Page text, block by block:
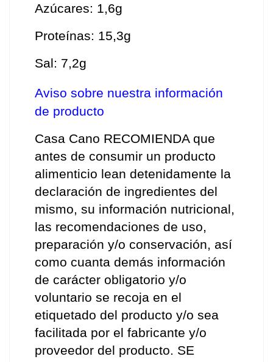
Azúcares: 1,6g
Proteínas: 15,3g
Sal: 7,2g
Aviso sobre nuestra información
de producto
Casa Cano RECOMIENDA que
antes de consumir un producto
alimenticio lean detenidamente la
declaración de ingredientes del
mismo, su información nutricional,
las recomendaciones de uso,
preparación y/o conservación, así
como cuanta demás información
de carácter obligatorio y/o
voluntario se recoja en el
etiquetado del producto y/o sea
facilitada por el fabricante y/o
proveedor del producto. SE